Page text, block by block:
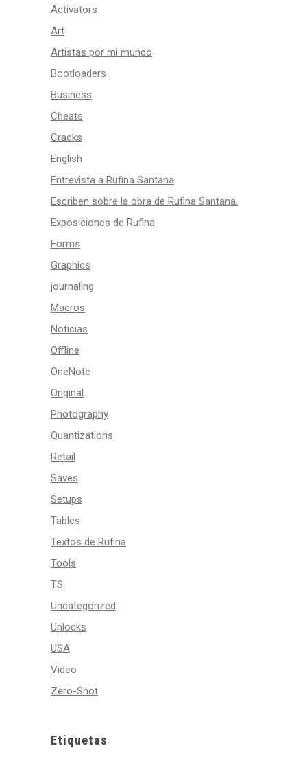
Activators
Art
Artistas por mi mundo
Bootloaders
Business
Cheats
Cracks
English
Entrevista a Rufina Santana
Escriben sobre la obra de Rufina Santana.
Exposiciones de Rufina
Forms
Graphics
journaling
Macros
Noticias
Offline
OneNote
Original
Photography
Quantizations
Retail
Saves
Setups
Tables
Textos de Rufina
Tools
TS
Uncategorized
Unlocks
USA
Video
Zero-Shot
Etiquetas